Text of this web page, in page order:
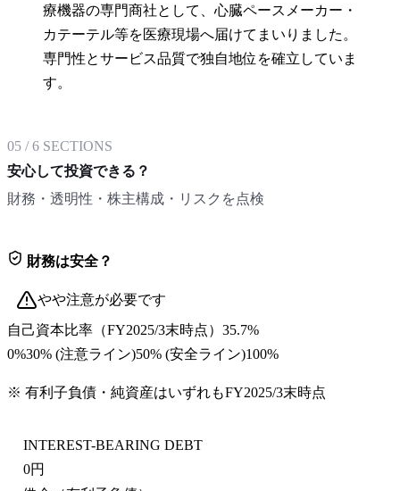
療機器の専門商社として、心臓ペースメーカー・
カテーテル等を医療現場へ届けてまいりました。
専門性とサービス品質で独自地位を確立していま
す。
05 /6 SECTIONS
安心して投資できる？
財務・透明性・株主構成・リスクを点検
財務は安全？
やや注意が必要です
自己資本比率 （FY2025/3末時点） 35.7%
0%30% (注意ライン)50% (安全ライン)100%
※ 有利子負債・純資産はいずれもFY2025/3末時点
INTEREST-BEARING DEBT
0円